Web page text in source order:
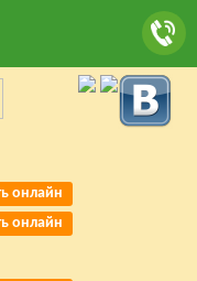
онлайн
онлайн